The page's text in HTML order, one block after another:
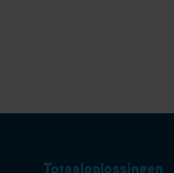
Totaaloplossingen